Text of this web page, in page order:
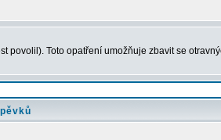
Toto opatření umožňuje zbavit se